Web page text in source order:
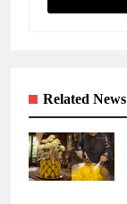
Related News